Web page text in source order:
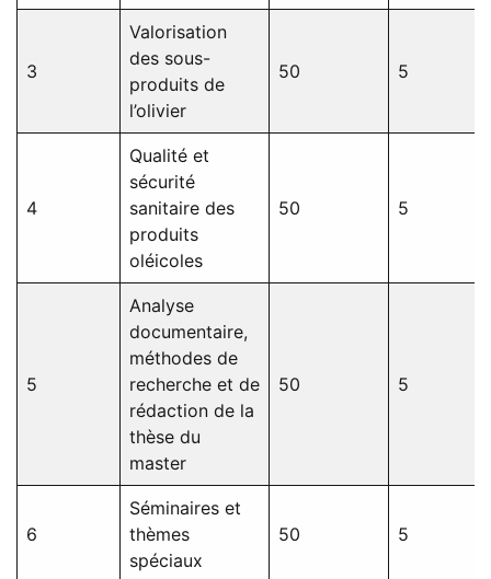
3
Valorisation
des sous-
produits de
l’olivier
50 5
4
Qualité et
sécurité
sanitaire des
produits
oléicoles
50 5
5
Analyse
documentaire,
méthodes de
recherche et de
rédaction de la
thèse du
master
50 5
6
Séminaires et
thèmes
spéciaux
50 5